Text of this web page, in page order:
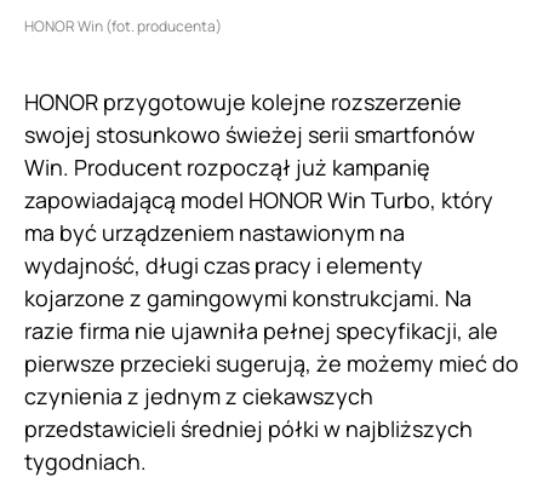
HONOR Win (fot. producenta)
HONOR przygotowuje kolejne rozszerzenie
swojej stosunkowo świeżej serii smartfonów
Win. Producent rozpoczął już kampanię
zapowiadającą model HONOR Win Turbo, który
ma być urządzeniem nastawionym na
wydajność, długi czas pracy i elementy
kojarzone z gamingowymi konstrukcjami. Na
razie firma nie ujawniła pełnej specyfikacji, ale
pierwsze przecieki sugerują, że możemy mieć do
czynienia z jednym z ciekawszych
przedstawicieli średniej półki w najbliższych
tygodniach.